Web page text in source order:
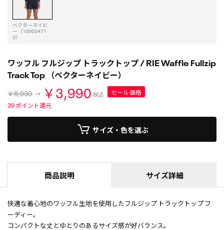
ベクターネイビ
ー（10003471
3）
ワッフル フルジップ トラックトップ / RIE Waffle Fullzip
Track Top （ベクターネイビー）
￥8,030 ￥3,990 税込
セール価格
39ポイント還元
サイズ・色を選ぶ
商品説明 サイズ詳細
快適な着心地のワッフル生地を使用したフルジップ トラックトップ フ
ーディー。
コンパクトな丈とゆとりのあるサイズ感が好バランス。